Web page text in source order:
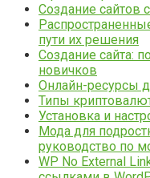
Создание сайтов
пути их решения
Создание сайта:
новичков
Онлайн-ресурсы
Типы
Установка и
Мода для
руководство по
WP No External